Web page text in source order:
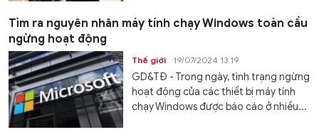
Tìm ra nguyên nhân máy tính chạy Windows toàn cầu
ngừng hoạt động
Thế giới 19/07/2024 13:19
GD&TĐ - Trong ngày, tình trạng ngừng
hoạt động của các thiết bị máy tính
chạy Windows được báo cáo ở nhiều...